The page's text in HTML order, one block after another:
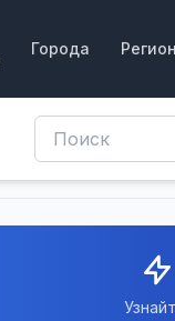
Города